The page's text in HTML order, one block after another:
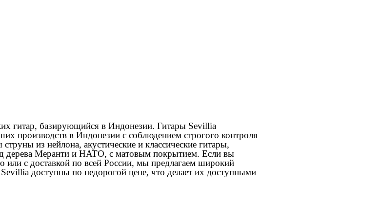
гитар, базирующийся в Индонезии. Гитары Sevillia
производств в Индонезии с соблюдением строгого контроля
из нейлона, акустические и классические гитары,
дерева Меранти и НАТО, с матовым покрытием. Если вы
или с доставкой по всей России, мы предлагаем широкий
доступны по недорогой цене, что делает их доступными